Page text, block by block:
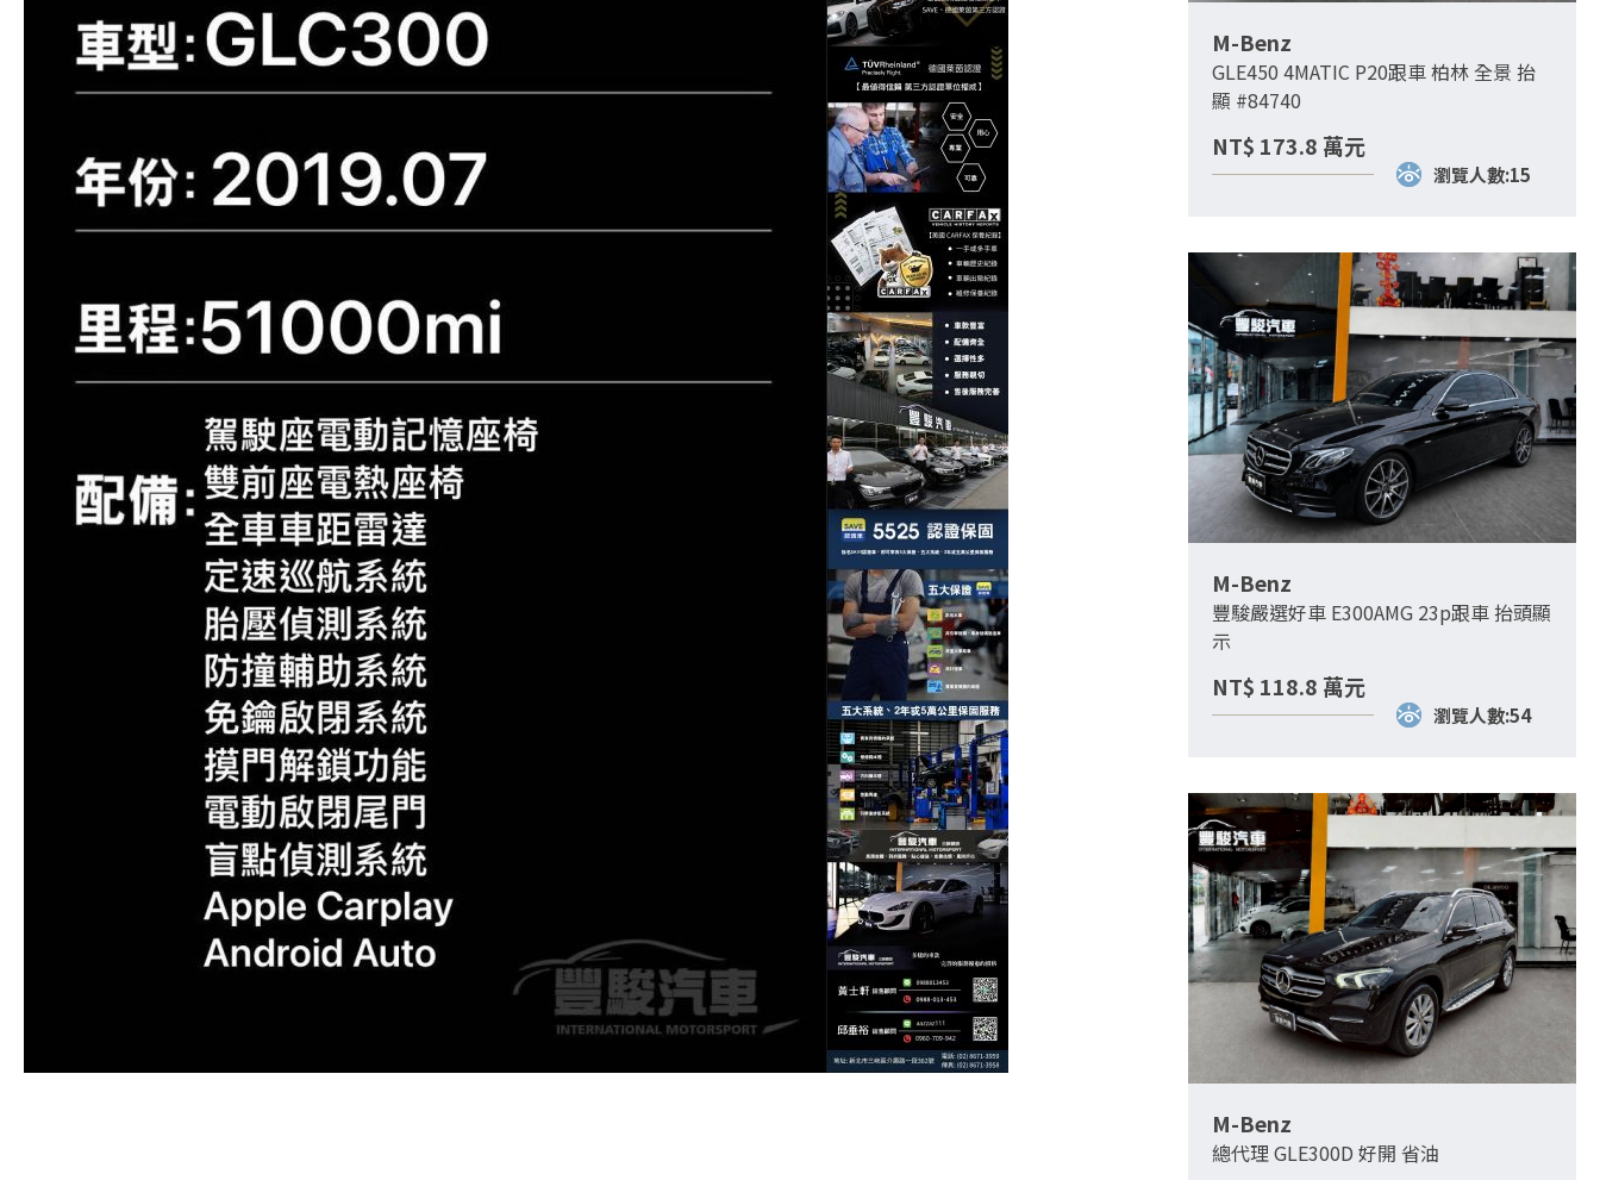
M-Benz
GLE450 4MATIC P20跟車 柏林 全景 抬
顯 #84740
NT$ 173.8 萬元
瀏覽人數:15
M-Benz
豐駿嚴選好車 E300AMG 23p跟車 抬頭顯
示
NT$ 118.8 萬元
瀏覽人數:54
M-Benz
總代理 GLE300D 好開 省油